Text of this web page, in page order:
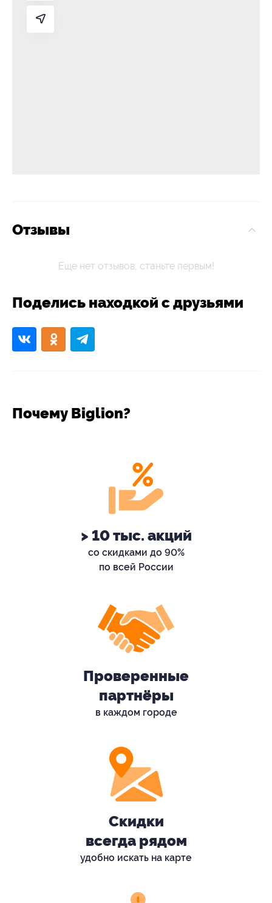
Отзывы
Еще нет отзывов, станьте первым!
Поделись находкой с друзьями
Почему Biglion?
> 10 тыс. акций
со скидками до 90%
по всей России
Проверенные
партнёры
в каждом городе
Скидки
всегда рядом
удобно искать на карте